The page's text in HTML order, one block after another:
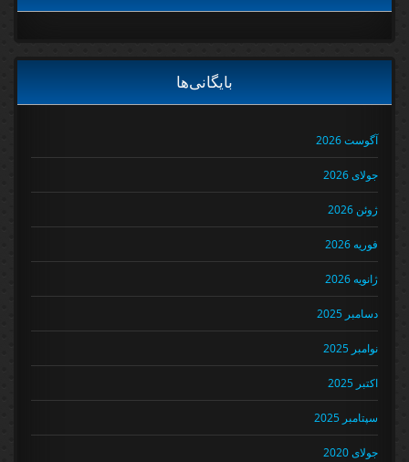
بایگانی‌ها
آگوست 2026
جولای 2026
ژوئن 2026
فوریه 2026
ژانویه 2026
دسامبر 2025
نوامبر 2025
اکتبر 2025
سپتامبر 2025
جولای 2020